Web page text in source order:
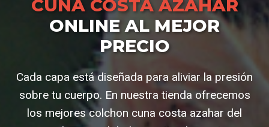
CUNA COSTA AZAHAR
ONLINE AL MEJOR
PRECIO
Cada capa está diseñada para aliviar la presión
sobre tu cuerpo. En nuestra tienda ofrecemos
los mejores colchon cuna costa azahar del